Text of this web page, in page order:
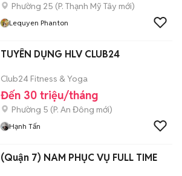
Phường 25 (P. Thạnh Mỹ Tây mới)
Lequyen Phanton
TUYÊN DỤNG HLV CLUB24
Club24 Fitness & Yoga
Đến 30 triệu/tháng
Phường 5 (P. An Đông mới)
Hạnh Tấn
(Quận 7) NAM PHỤC VỤ FULL TIME